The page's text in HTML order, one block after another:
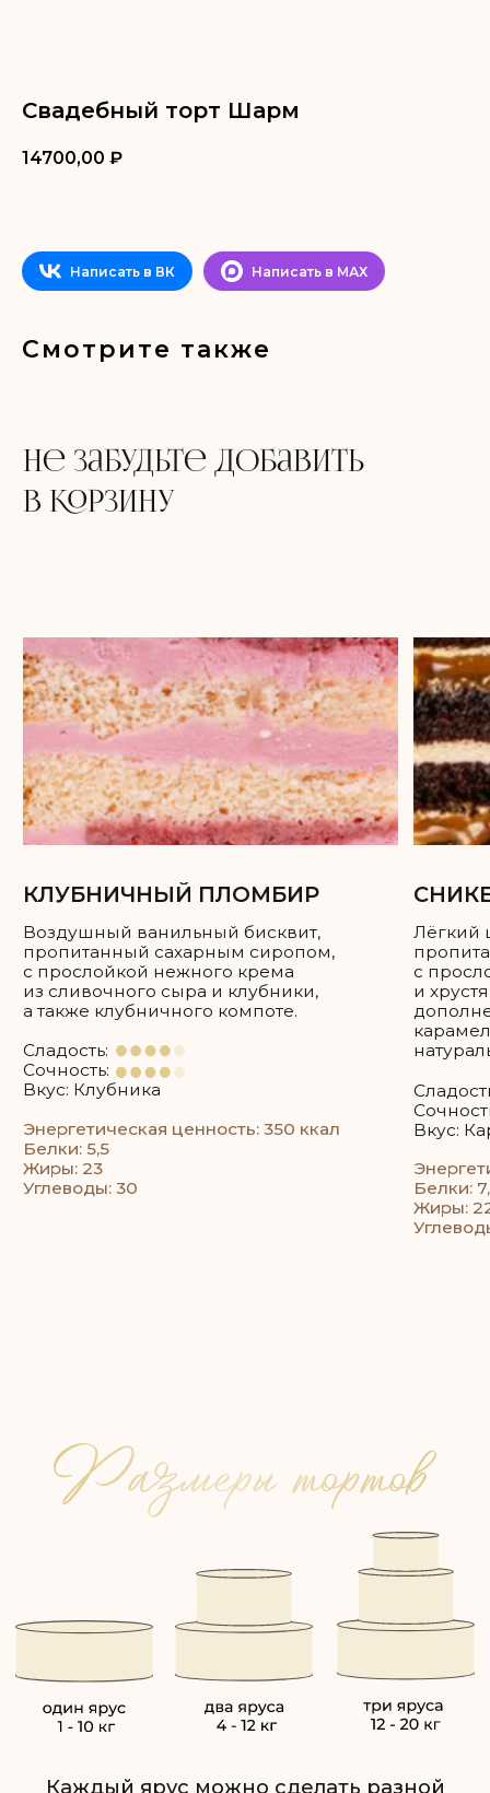
Свадебный торт Шарм
14700,00 ₽
Написать в ВК Написать в МАХ
Смотрите также
КЛУБНИЧНЫЙ ПЛОМБИР
Энергетическая ценность: 350 ккал
Белки: 5,5
Жиры: 23
Углеводы: 30
Энергетическая ценность:
Белки: 7,5
Жиры: 22
Углеводы: 30
Сладость:
Сочность:
Вкус: Карамель, арахис
Вкус: Клубника
Каждый ярус можно сделать разной
начинкой, можно одной — на ваше
усмотрение!